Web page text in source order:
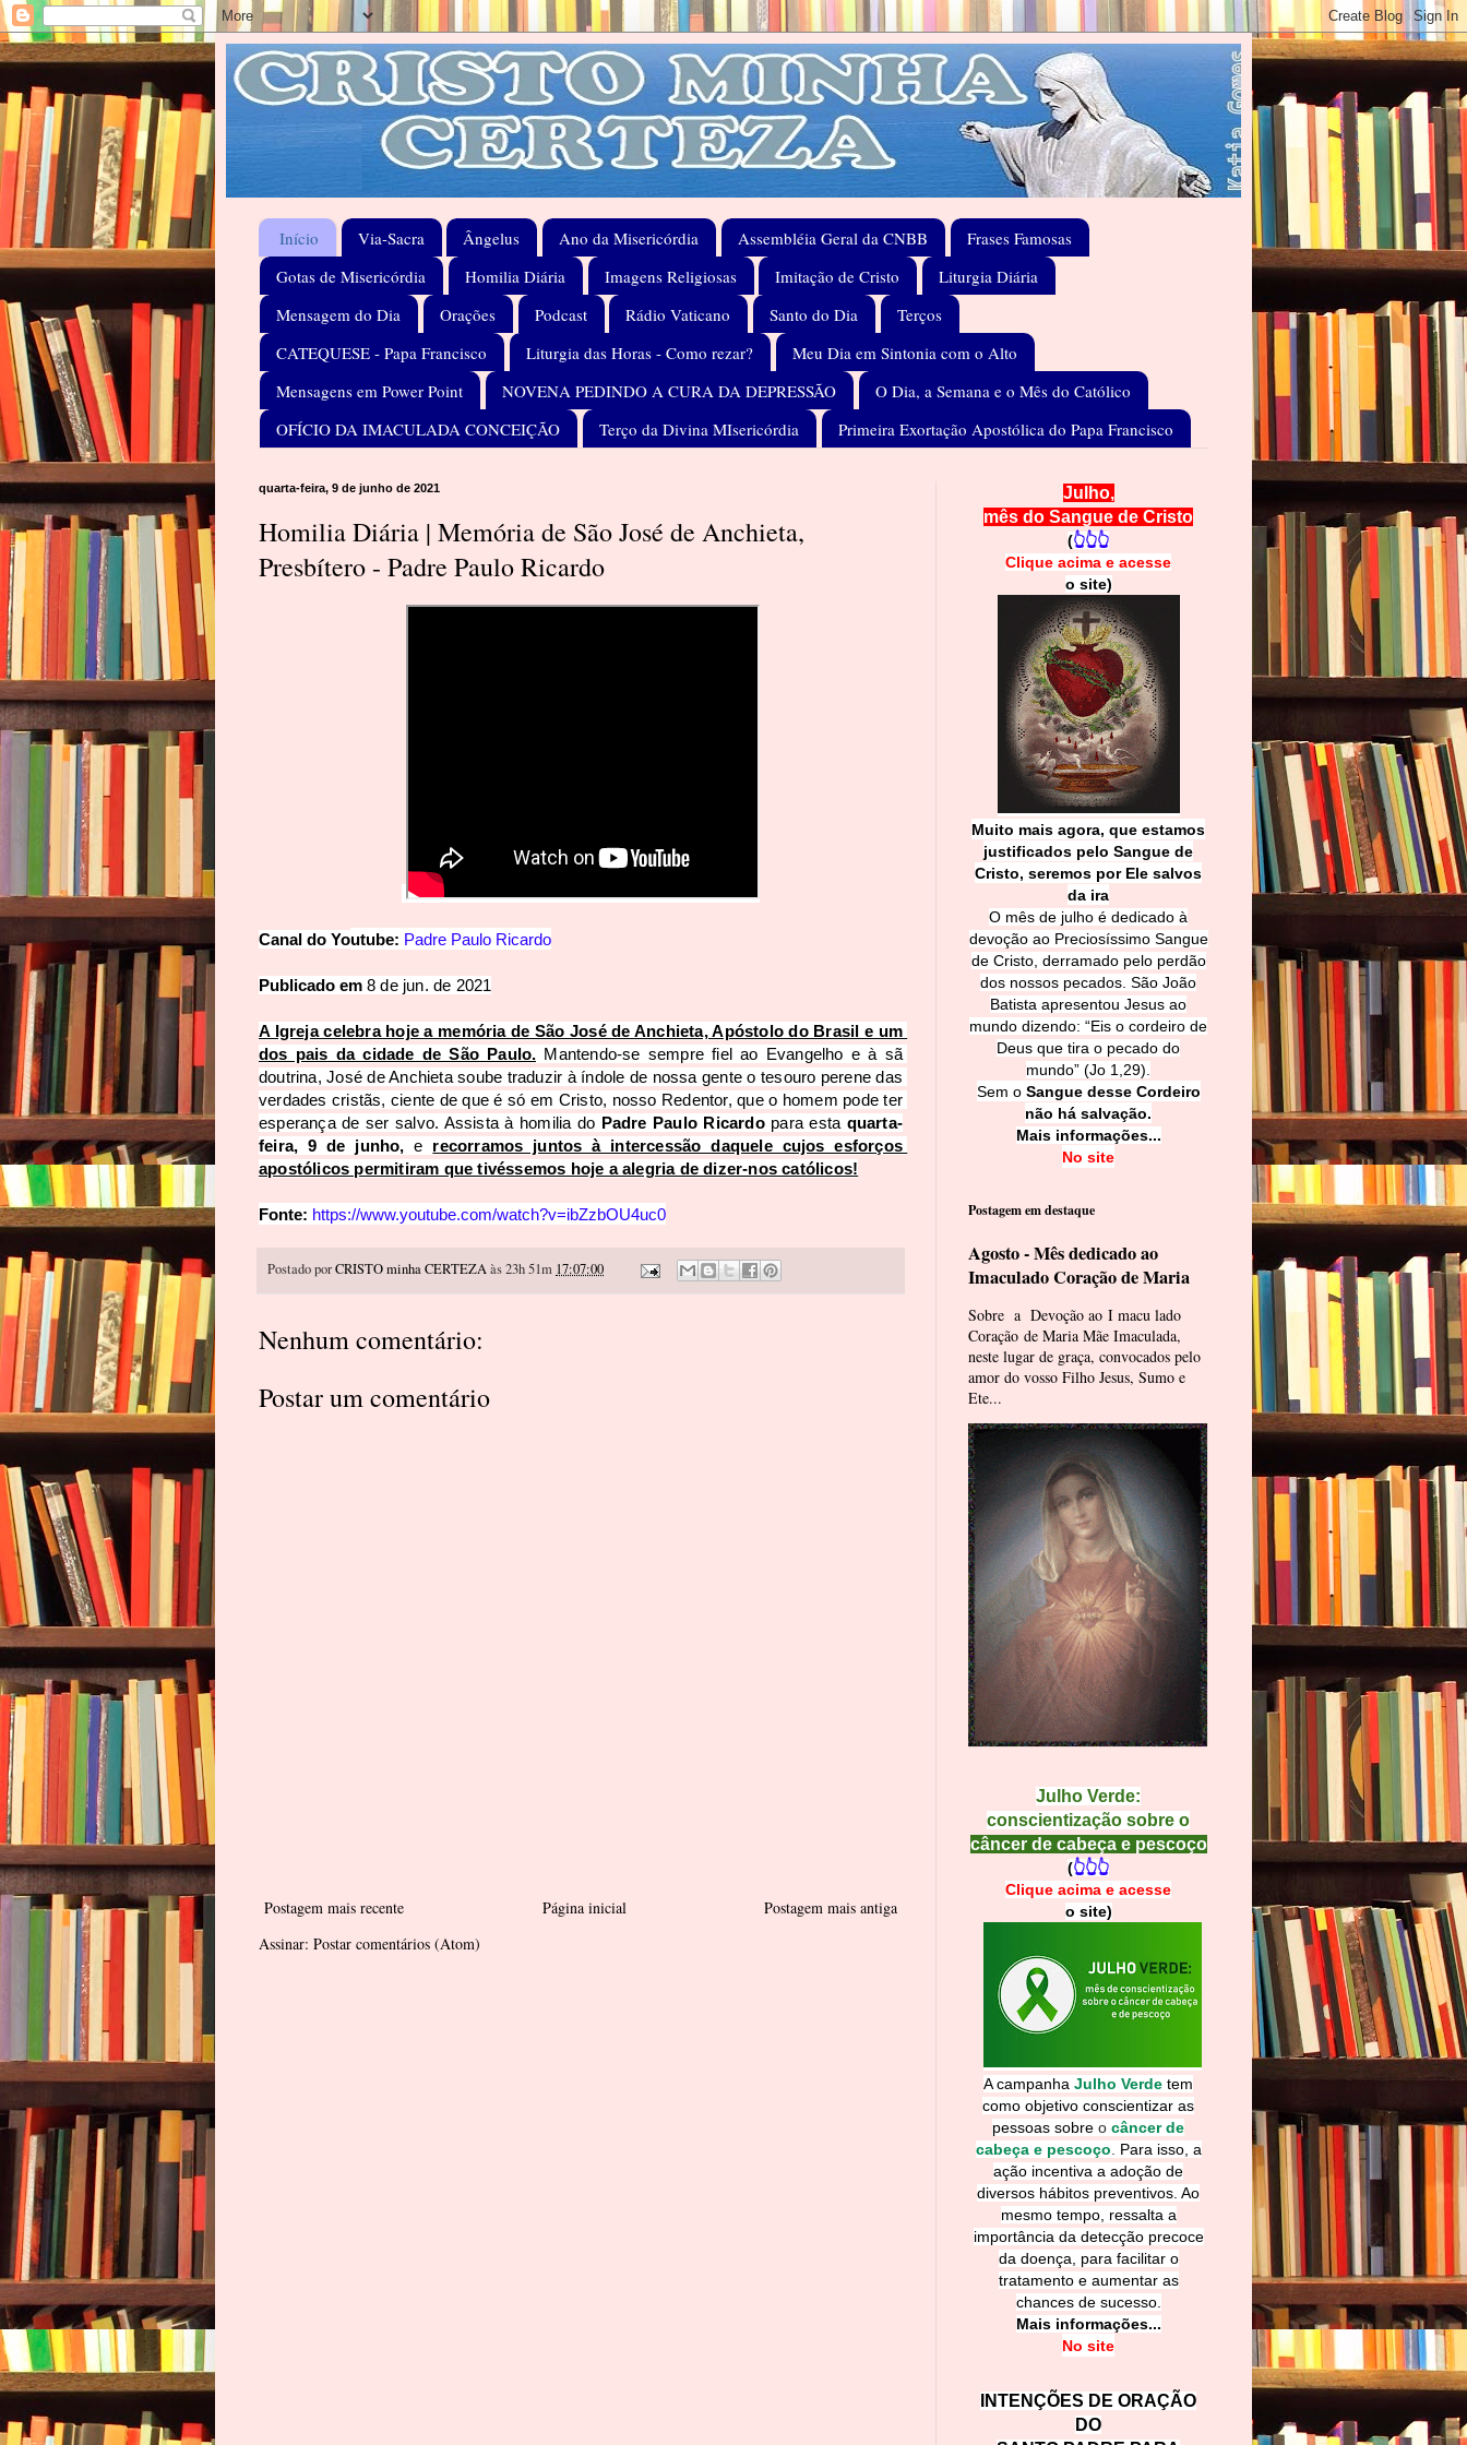
Início Via-Sacra Ângelus Ano da Misericórdia Assembléia Geral da CNBB
Frases Famosas
Gotas de Misericórdia
Homilia Diária Imagens Religiosas Imitação de Cristo
Liturgia Diária
Mensagem do Dia
Orações Podcast Rádio Vaticano Santo do Dia
Terços
CATEQUESE - Papa Francisco
Liturgia das Horas - Como rezar?
Meu Dia em Sintonia com o Alto
Mensagens em Power Point
NOVENA PEDINDO A CURA DA DEPRESSÃO
O Dia, a Semana e o Mês do Católico
OFÍCIO DA IMACULADA CONCEIÇÃO
Terço da Divina MIsericórdia Primeira Exortação Apostólica do Papa Francisco
quarta-feira, 9 de junho de 2021
Homilia Diária | Memória de São José de Anchieta,
Presbítero - Padre Paulo Ricardo
Canal do Youtube: Padre Paulo Ricardo
Publicado em 8 de jun. de 2021
A Igreja celebra hoje a memória de São José de Anchieta, Apóstolo do Brasil e um
dos pais da cidade de São Paulo. Mantendo-se sempre fiel ao Evangelho e à sã
doutrina, José de Anchieta soube traduzir à índole de nossa gente o tesouro perene das
verdades cristãs, ciente de que é só em Cristo, nosso Redentor, que o homem pode ter
esperança de ser salvo. Assista à homilia do Padre Paulo Ricardo para esta quarta-
feira, 9 de junho, e recorramos juntos à intercessão daquele cujos esforços
apostólicos permitiram que tivéssemos hoje a alegria de dizer-nos católicos!
Fonte: https://www.youtube.com/watch?v=ibZzbOU4uc0
Postado porCRISTO minha CERTEZAàs 23h 51m 17:07:00
Nenhum comentário:
Postar um comentário
Postagem mais recente Postagem mais antiga
Página inicial
Assinar: Postar comentários (Atom)
Julho,
mês do Sangue de Cristo
(👆👆👆
Clique acima e acesse
o site)
Muito mais agora, que estamos
justificados pelo Sangue de
Cristo, seremos por Ele salvos
da ira
O mês de julho é dedicado à
devoção ao Preciosíssimo Sangue
de Cristo, derramado pelo perdão
dos nossos pecados. São João
Batista apresentou Jesus ao
mundo dizendo: “Eis o cordeiro de
Deus que tira o pecado do
mundo” (Jo 1,29).
Sem o Sangue desse Cordeiro
não há salvação.
Mais informações...
No site
Postagem em destaque
Agosto - Mês dedicado ao
Imaculado Coração de Maria
Sobre a Devoção ao I macu lado
Coração de Maria Mãe Imaculada,
neste lugar de graça, convocados pelo
amor do vosso Filho Jesus, Sumo e
Ete...
Julho Verde:
conscientização sobre o
câncer de cabeça e pescoço
(👆👆👆
Clique acima e acesse
o site)
A campanha Julho Verde tem
como objetivo conscientizar as
pessoas sobre o câncer de
cabeça e pescoço
Para isso, a
ação incentiva a adoção de
diversos hábitos preventivos. Ao
mesmo tempo, ressalta a
importância da detecção precoce
da doença, para facilitar o
tratamento e aumentar as
chances de sucesso.
Mais informações...
No site
INTENÇÕES DE ORAÇÃO
DO